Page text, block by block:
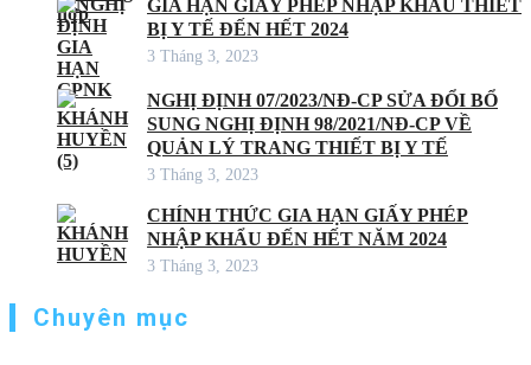
GIA HẠN GIẤY PHÉP NHẬP KHẨU THIẾT
BỊ Y TẾ ĐẾN HẾT 2024
3 Tháng 3, 2023
NGHỊ ĐỊNH 07/2023/NĐ-CP SỬA ĐỔI BỔ
SUNG NGHỊ ĐỊNH 98/2021/NĐ-CP VỀ
QUẢN LÝ TRANG THIẾT BỊ Y TẾ
3 Tháng 3, 2023
CHÍNH THỨC GIA HẠN GIẤY PHÉP
NHẬP KHẨU ĐẾN HẾT NĂM 2024
3 Tháng 3, 2023
Chuyên mục